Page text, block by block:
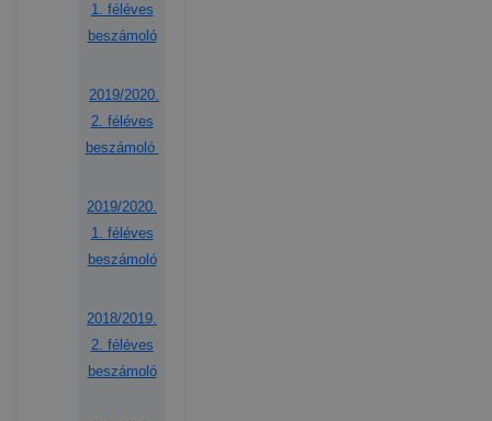
1. féléves
beszámoló
2019/2020.
2. féléves
beszámoló
2019/2020.
1. féléves
beszámoló
2018/2019.
2. féléves
beszámoló